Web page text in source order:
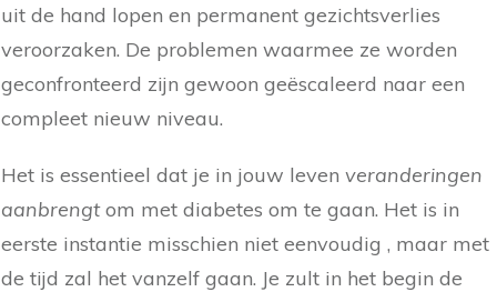
uit de hand lopen en permanent gezichtsverlies
veroorzaken. De problemen waarmee ze worden
geconfronteerd zijn gewoon geëscaleerd naar een
compleet nieuw niveau.
Het is essentieel dat je in jouw leven veranderingen
aanbrengtom met diabetes om te gaan. Het is in
eerste instantie misschien niet eenvoudig , maar met
de tijd zal het vanzelf gaan. Je zult in het begin de